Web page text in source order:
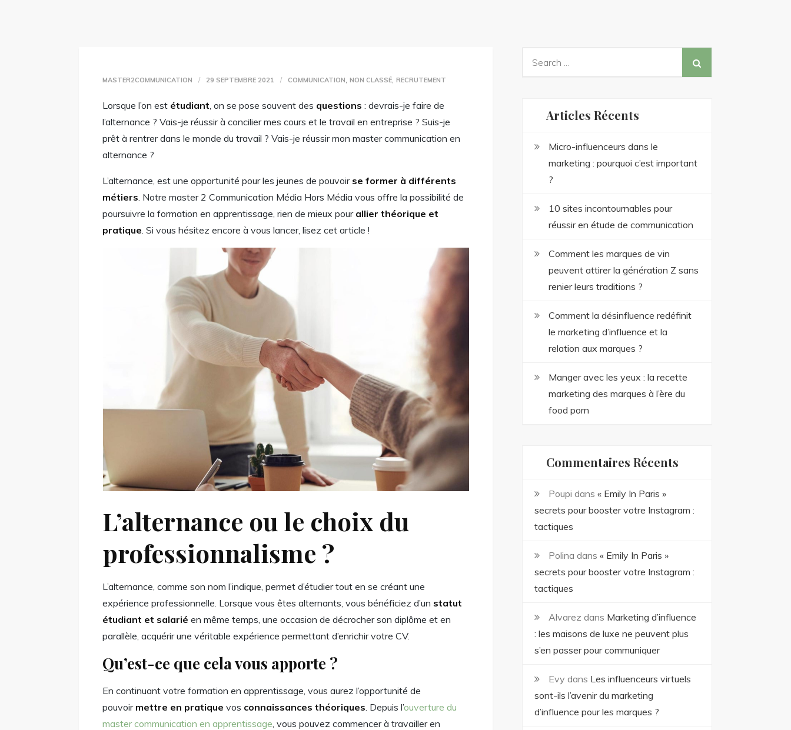
MASTER2COMMUNICATION 29 SEPTEMBRE 2021 COMMUNICATION,NON CLASSÉ,RECRUTEMENT
Lorsque l’on est étudiant, on se pose souvent des questions : devrais-je faire de
l’alternance ? Vais-je réussir à concilier mes cours et le travail en entreprise ? Suis-je
prêt à rentrer dans le monde du travail ? Vais-je réussir mon master communication en
alternance ?
L’alternance, est une opportunité pour les jeunes de pouvoir se former à différents
métiers. Notre master 2 Communication Média Hors Média vous offre la possibilité de
poursuivre la formation en apprentissage, rien de mieux pour allier théorique et
pratique. Si vous hésitez encore à vous lancer, lisez cet article !
L’alternance ou le choix du
professionnalisme ?
L’alternance, comme son nom l’indique, permet d’étudier tout en se créant une
expérience professionnelle. Lorsque vous êtes alternants, vous bénéficiez d’un statut
étudiant et salariéen même temps, une occasion de décrocher son diplôme et en
parallèle, acquérir une véritable expérience permettant d’enrichir votre CV.
Qu’est-ce que cela vous apporte ?
En continuant votre formation en apprentissage, vous aurez l’opportunité de
pouvoir mettre en pratiquevos connaissances théoriques. Depuis l’ouverture du
master communication en apprentissage, vous pouvez commencer à travailler en
Articles Récents
Micro-influenceurs dans le
marketing : pourquoi c’est important
?
10 sites incontournables pour
réussir en étude de communication
Comment les marques de vin
peuvent attirer la génération Z sans
renier leurs traditions ?
Comment la désinfluence redéfinit
le marketing d’influence et la
relation aux marques ?
Manger avec les yeux : la recette
marketing des marques à l’ère du
food porn
Commentaires Récents
Poupi dans« Emily In Paris »
secrets pour booster votre Instagram :
tactiques
Polina dans« Emily In Paris »
secrets pour booster votre Instagram :
tactiques
Alvarez dans Marketing d’influence
: les maisons de luxe ne peuvent plus
s’en passer pour communiquer
Evy dans Les influenceurs virtuels
sont-ils l’avenir du marketing
d’influence pour les marques ?